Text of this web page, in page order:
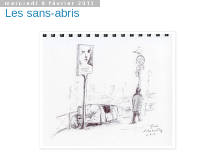
mercredi 9 février 2011
Les sans-abris